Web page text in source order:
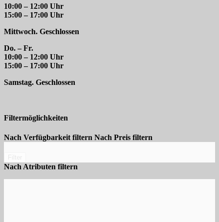
10:00 – 12:00 Uhr
15:00 – 17:00 Uhr
Mittwoch. Geschlossen
Do. – Fr.
10:00 – 12:00 Uhr
15:00 – 17:00 Uhr
Samstag. Geschlossen
Filtermöglichkeiten
Nach Verfügbarkeit filtern Nach Preis filtern
Nach Atributen filtern